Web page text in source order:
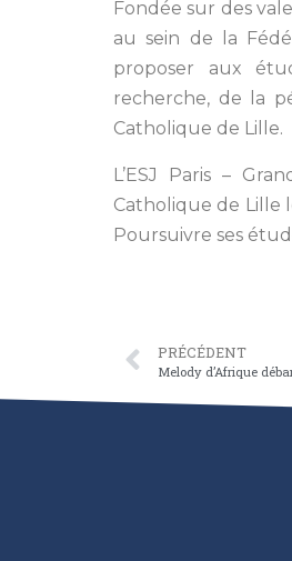
Fondée sur des
au sein de la
proposer aux
recherche, de la
Catholique de Lille.
L’ESJ Paris –
Catholique de Lille
Poursuivre ses
PRÉCÉDENT
Melody d’Afrique